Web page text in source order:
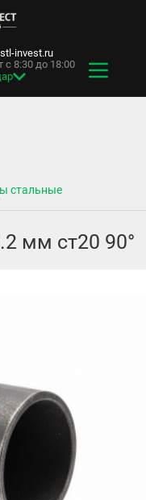
invest.ru
с 8:30 до 18:00
стальные
мм ст20 90°